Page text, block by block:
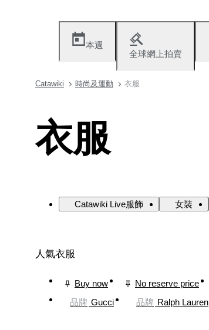
本週
全球網上拍賣
Catawiki 時尚及運動 衣服
衣服
Catawiki Live服飾 女裝
人氣衣服
Buy now No reserve price
品牌 Gucci 品牌 Ralph Lauren